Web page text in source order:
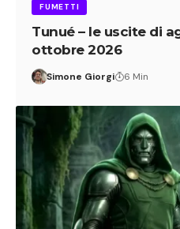
FUMETTI
Tunué – le uscite di
ottobre 2026
Simone Giorgi 6 Min